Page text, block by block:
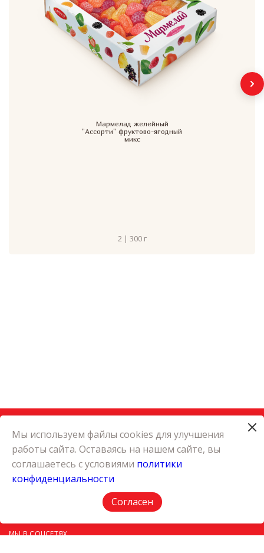
Мармелад желейный
"Ассорти" фруктово-ягодный
микс
2 | 300 г
КАТАЛОГ
КАРЬЕРА
О КОМПАНИИ
ПОЛИТИКА КОНФИДЕНЦИАЛЬНОСТИ
МЫ В СОЦСЕТЯХ
Мы используем файлы cookies для улучшения
работы сайта. Оставаясь на нашем сайте, вы
соглашаетесь с условиями политики
конфиденциальности
Согласен